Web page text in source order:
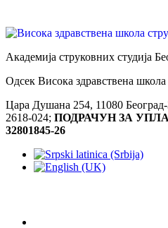
Академија струковних студија
Одсек Висока здравствена школа
Цара Душана 254, 11080
2618-024; ПОДРАЧУН ЗА
32801845-26